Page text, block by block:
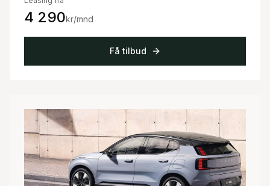
4 290kr/mnd
Få tilbud